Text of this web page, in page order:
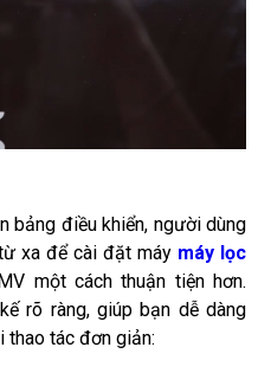
bảng điều khiển, người dùng
xa để cài đặt máy máy lọc
một cách thuận tiện hơn.
rõ ràng, giúp bạn dễ dàng
thao tác đơn giản: